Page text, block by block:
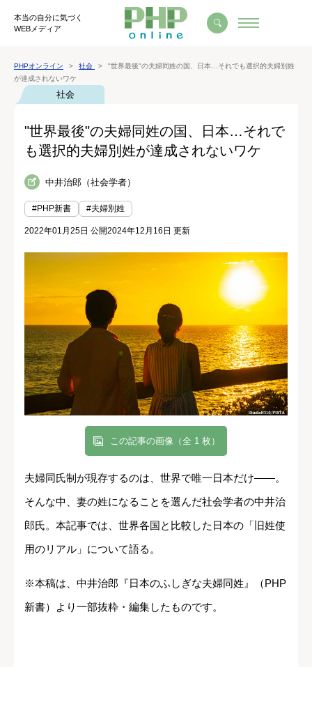
本当の自分に気づく
WEBメディア
PHPオンライン 社会
"世界最後"の夫婦同姓の国、日本…それでも選択的夫婦別姓
が達成されないワケ
社会
"世界最後"の夫婦同姓の国、日本…それで
も選択的夫婦別姓が達成されないワケ
中井治郎（社会学者）
#PHP新書 #夫婦別姓
2022年01月25日 公開2024年12月16日 更新
この記事の画像（全 1 枚）
夫婦同氏制が現存するのは、世界で唯一日本だけ――。
そんな中、妻の姓になることを選んだ社会学者の中井治
郎氏。本記事では、世界各国と比較した日本の「旧姓使
用のリアル」について語る。
※本稿は、中井治郎『日本のふしぎな夫婦同姓』（PHP
新書）より一部抜粋・編集したものです。